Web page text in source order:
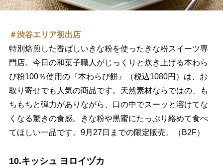
＃渋谷エリア初出店
特別焙煎した香ばしいきな粉を使ったきな粉スイーツ専
門店。今日の和菓子職人がじっくりと炊き上げる本わら
び粉100％使用の『本わらび餅』（税込1080円）は、お
取り寄せでも人気の商品です。天然素材ならではの、も
ちもちと弾力がありながら、口の中でスーッと溶けてな
くなる驚きの食感。きな粉や黒蜜にたっぷり絡めて食べ
てほしい一品です。9月27日までの限定販売。（B2F）
10.キッシュ ヨロイヅカ